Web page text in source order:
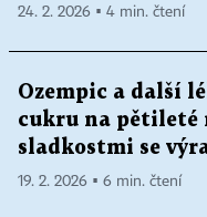
24. 2. 2026 ▪ 4 min. čtení
Ozempic a další
cukru na pětileté
sladkostmi se
19. 2. 2026 ▪ 6 min. čtení